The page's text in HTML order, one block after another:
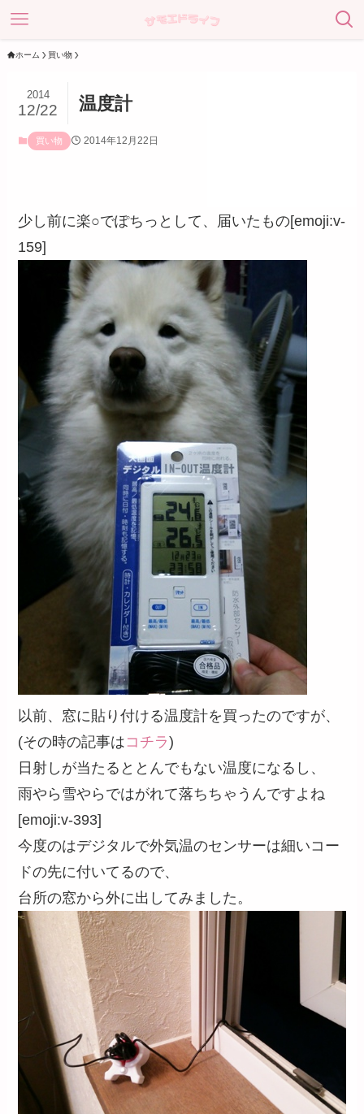
ホーム 買い物
温度計
2014
12/22
買い物 2014年12月22日
少し前に楽○でぽちっとして、届いたもの[emoji:v-
159]
以前、窓に貼り付ける温度計を買ったのですが、
(その時の記事は コチラ)
日射しが当たるととんでもない温度になるし、
雨やら雪やらではがれて落ちちゃうんですよね
[emoji:v-393]
今度のはデジタルで外気温のセンサーは細いコー
ドの先に付いてるので、
台所の窓から外に出してみました。